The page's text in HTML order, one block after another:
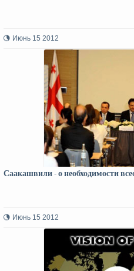
Июнь 15 2012
Саакашвили - о необходимости
Июнь 15 2012